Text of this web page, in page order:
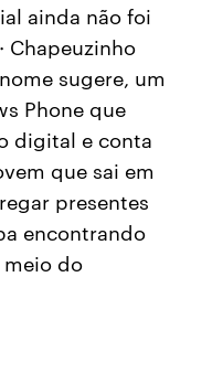
ainda não foi
Chapeuzinho
sugere, um
Phone que
digital e conta
que sai em
presentes
encontrando
do